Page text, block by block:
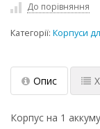
До порівняння
Категорії: Корпуси
Опис
Корпус на 1